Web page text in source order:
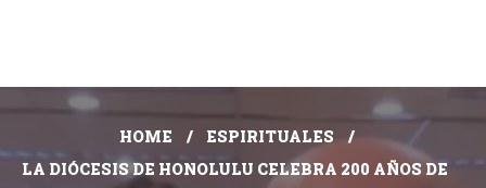
HOME
ESPIRITUALES
LA DIÓCESIS DE HONOLULU CELEBRA 200 AÑOS DE